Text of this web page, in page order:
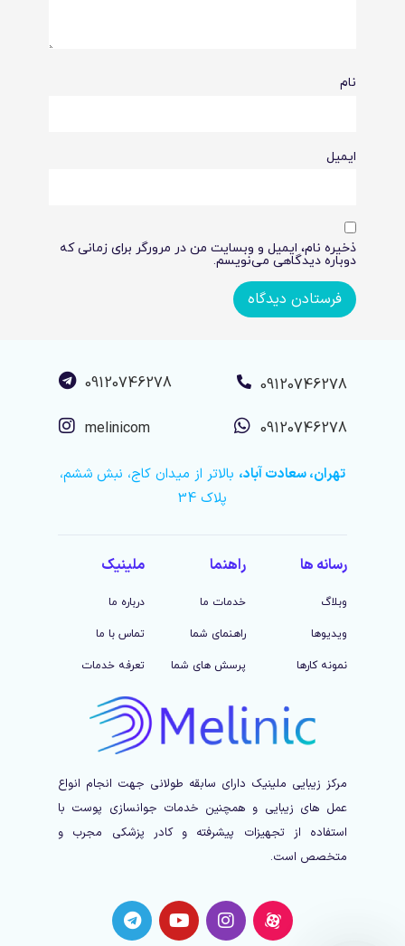
نام
ایمیل
ذخیره نام، ایمیل و وبسایت من در مرورگر برای زمانی که
دوباره دیدگاهی می‌نویسم.
09120746278
09120746278
09120746278
melinicom
تهران، سعادت آباد، بالاتر از میدان کاج، نبش ششم،
پلاک 34
رسانه ها
وبلاگ
ویدیوها
نمونه کارها
راهنما
خدمات ما
راهنمای شما
پرسش های شما
ملینیک
درباره ما
تماس با ما
تعرفه خدمات
مرکز زیبایی ملینیک دارای سابقه طولانی جهت انجام انواع
عمل های زیبایی و همچنین خدمات جوانسازی پوست با
استفاده از تجهیزات پیشرفته و کادر پزشکی مجرب و
متخصص است.